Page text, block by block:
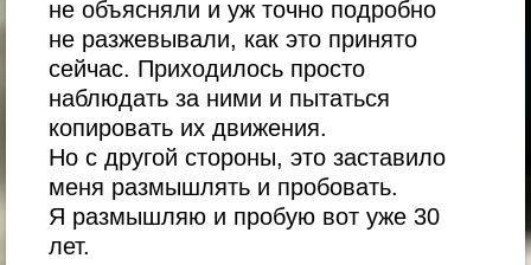
не объясняли и уж точно подробно
не разжевывали, как это принято
сейчас. Приходилось просто
наблюдать за ними и пытаться
копировать их движения.
Но с другой стороны, это заставило
меня размышлять и пробовать.
Я размышляю и пробую вот уже 30
лет.